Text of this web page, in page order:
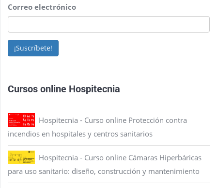
Correo electrónico
¡Suscríbete!
Cursos online Hospitecnia
Hospitecnia - Curso online Protección contra
incendios en hospitales y centros sanitarios
Hospitecnia - Curso online Cámaras Hiperbáricas
para uso sanitario: diseño, construcción y mantenimiento